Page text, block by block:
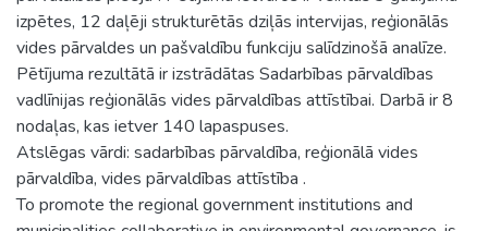
izpētes, 12 daļēji strukturētās dziļās intervijas, reģionālās
vides pārvaldes un pašvaldību funkciju salīdzinošā analīze.
Pētījuma rezultātā ir izstrādātas Sadarbības pārvaldības
vadlīnijas reģionālās vides pārvaldības attīstībai. Darbā ir 8
nodaļas, kas ietver 140 lapaspuses.
Atslēgas vārdi: sadarbības pārvaldība, reģionālā vides
pārvaldība, vides pārvaldības attīstība .
To promote the regional government institutions and